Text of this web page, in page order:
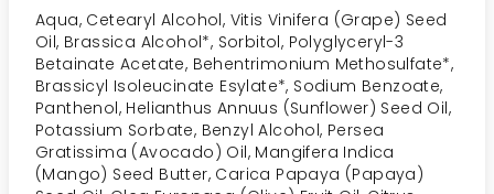
Aqua, Cetearyl Alcohol, Vitis Vinifera (Grape) Seed
Oil, Brassica Alcohol*, Sorbitol, Polyglyceryl-3
Betainate Acetate, Behentrimonium Methosulfate*,
Brassicyl Isoleucinate Esylate*, Sodium Benzoate,
Panthenol, Helianthus Annuus (Sunflower) Seed Oil,
Potassium Sorbate, Benzyl Alcohol, Persea
Gratissima (Avocado) Oil, Mangifera Indica
(Mango) Seed Butter, Carica Papaya (Papaya)